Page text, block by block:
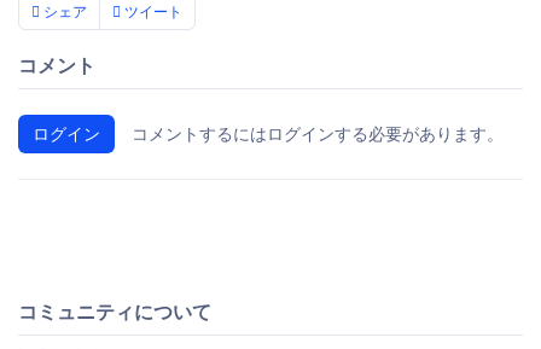
シェア ツイート
コメント
ログイン コメントするにはログインする必要があります。
コミュニティについて